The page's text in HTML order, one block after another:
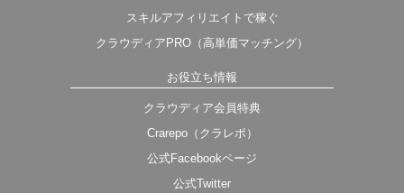
スキルアフィリエイトで稼ぐ
クラウディアPRO（高単価マッチング）
お役立ち情報
クラウディア会員特典
Crarepo（クラレポ）
公式Facebookページ
公式Twitter